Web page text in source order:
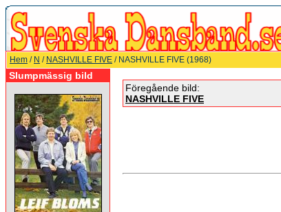
Hem / N / NASHVILLE FIVE / NASHVILLE FIVE (1968)
Slumpmässig bild
Föregående bild:
NASHVILLE FIVE